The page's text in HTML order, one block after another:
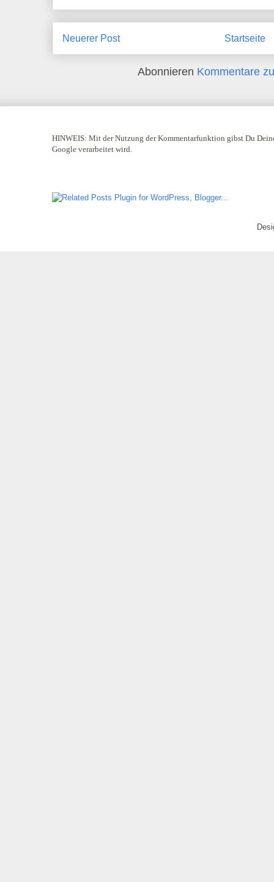
Neuerer Post Startseite
Abonnieren Kommentare
HINWEIS: Mit der Nutzung der Kommentarfunktion gibst Du
Google verarbeitet wird.